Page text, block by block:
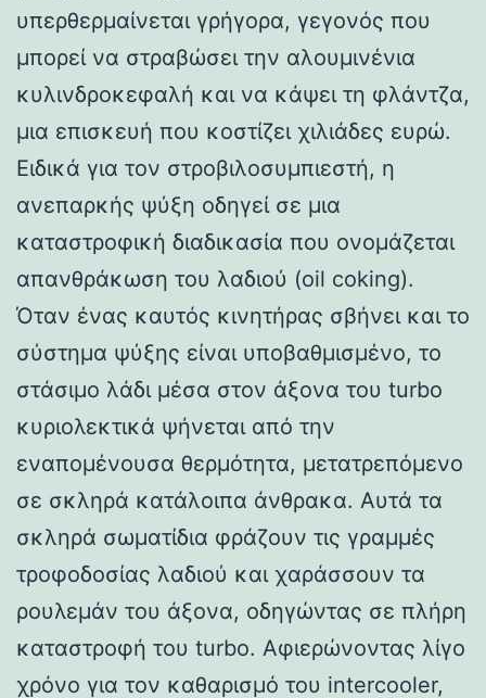
υπερθερμαίνεται γρήγορα, γεγονός που
μπορεί να στραβώσει την αλουμινένια
κυλινδροκεφαλή και να κάψει τη φλάντζα,
μια επισκευή που κοστίζει χιλιάδες ευρώ.
Ειδικά για τον στροβιλοσυμπιεστή, η
ανεπαρκής ψύξη οδηγεί σε μια
καταστροφική διαδικασία που ονομάζεται
απανθράκωση του λαδιού (oil coking).
Όταν ένας καυτός κινητήρας σβήνει και το
σύστημα ψύξης είναι υποβαθμισμένο, το
στάσιμο λάδι μέσα στον άξονα του turbo
κυριολεκτικά ψήνεται από την
εναπομένουσα θερμότητα, μετατρεπόμενο
σε σκληρά κατάλοιπα άνθρακα. Αυτά τα
σκληρά σωματίδια φράζουν τις γραμμές
τροφοδοσίας λαδιού και χαράσσουν τα
ρουλεμάν του άξονα, οδηγώντας σε πλήρη
καταστροφή του turbo. Αφιερώνοντας λίγο
χρόνο για τον καθαρισμό του intercooler,